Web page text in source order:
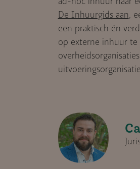
De Inhuurgids aan,
een praktisch én
op externe inhuur te